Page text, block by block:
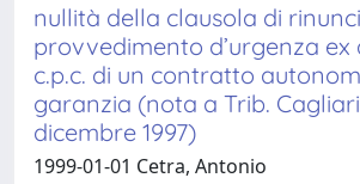
nullità della clausola di
provvedimento d’urgenza ex
c.p.c. di un contratto
garanzia (nota a Trib.
dicembre 1997)
1999-01-01 Cetra, Antonio